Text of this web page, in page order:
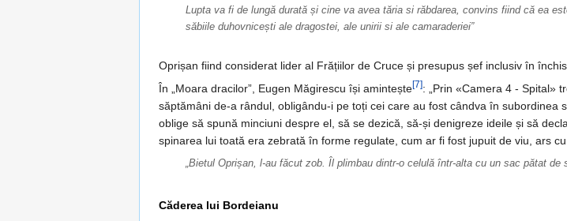
Lupta va fi de lungă durată și cine va avea tăria si răbdarea, convins fiind că ea
săbiile duhovnicești ale dragostei, ale unirii si ale camaraderiei”
Oprișan fiind considerat lider al Frățiilor de Cruce și presupus șef inclusiv în
În „Moara dracilor”, Eugen Măgirescu își amintește[7]: „Prin «Camera 4 - Spital»
săptămâni de-a rândul, obligându-i pe toți cei care au fost cândva în
oblige să spună minciuni despre el, să se dezică, să-și denigreze ideile și să
spinarea lui toată era zebrată în forme regulate, cum ar fi fost jupuit de viu, ars
„Bietul Oprișan, l-au făcut zob. Îl plimbau dintr-o celulă într-alta cu un sac pătat
Căderea lui Bordeianu